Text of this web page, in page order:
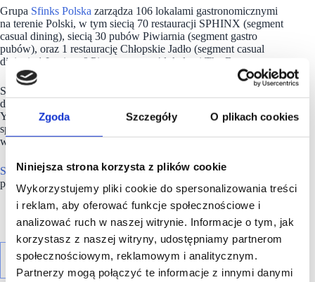
Zgoda Szczegóły O plikach cookies
Niniejsza strona korzysta z plików cookie
Wykorzystujemy pliki cookie do spersonalizowania treści
i reklam, aby oferować funkcje społecznościowe i
analizować ruch w naszej witrynie. Informacje o tym, jak
korzystasz z naszej witryny, udostępniamy partnerom
społecznościowym, reklamowym i analitycznym.
Partnerzy mogą połączyć te informacje z innymi danymi
Grupa Sfinks Polska zarządza 106 lokalami gastronomicznymi
na terenie Polski, w tym siecią 70 restauracji SPHINX (segment
casual dining), siecią 30 pubów Piwiarnia (segment gastro
pubów), oraz 1 restaurację Chłopskie Jadło (segment casual
dining), 1 Lepione&Pieczone oraz 4 lokalami The Burgers.
Spółka prowadzi też sprzedaż w dostawie w oparciu o marki
dostępne w dowozie m.in. SPHINX, The Burgers, Och! PITA,
Yolo Chicken czy Da Mamma. Pod względem wielkości
sprzedaży oraz liczby restauracji, Sphinx jest największą
w Polsce siecią typu casual dining.
Sfinks Polska jest jednocześnie trzecią pod względem
przychodów firmą gastronomiczną w Polsce.